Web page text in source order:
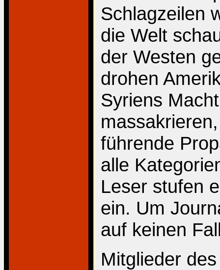
Schlagzeilen
die Welt
der Westen
drohen
Syriens
führende
alle
Leser stufen
ein. Um
auf keinen
Mitglieder